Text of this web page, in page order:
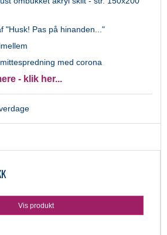
"Husk! Pas på hinanden..."
med corona
- klik her...
Vis produkt